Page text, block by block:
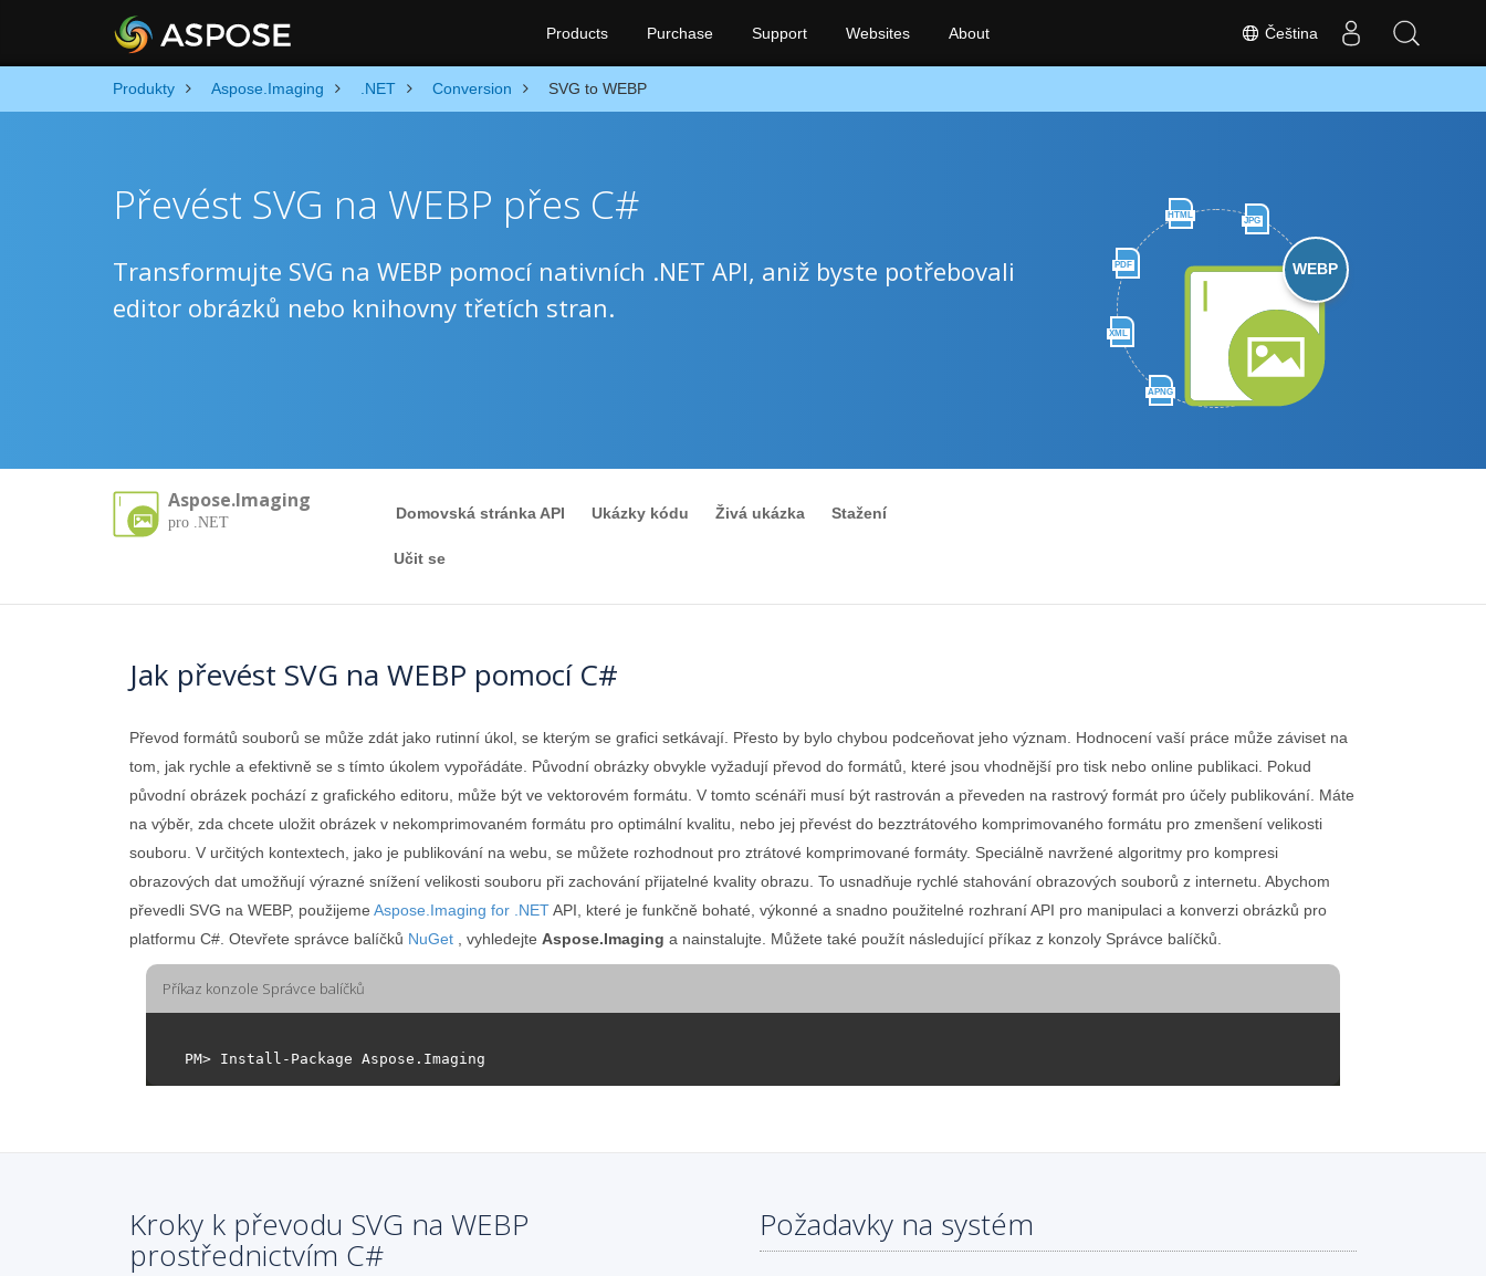
Čeština
Products Purchase Support Websites About
Produkty Aspose.Imaging .NET Conversion SVG to WEBP
HTML
JPG
PDF
XML
APNG
WEBP
Převést SVG na WEBP přes C#
Transformujte SVG na WEBP pomocí nativních .NET API, aniž byste potřebovali
editor obrázků nebo knihovny třetích stran.
Aspose.Imaging
pro .NET
Domovská stránka API Ukázky kódu Živá ukázka Stažení
Učit se
Jak převést SVG na WEBP pomocí C#
Převod formátů souborů se může zdát jako rutinní úkol, se kterým se grafici setkávají. Přesto by bylo chybou podceňovat jeho význam. Hodnocení vaší práce může záviset na
tom, jak rychle a efektivně se s tímto úkolem vypořádáte. Původní obrázky obvykle vyžadují převod do formátů, které jsou vhodnější pro tisk nebo online publikaci. Pokud
původní obrázek pochází z grafického editoru, může být ve vektorovém formátu. V tomto scénáři musí být rastrován a převeden na rastrový formát pro účely publikování. Máte
na výběr, zda chcete uložit obrázek v nekomprimovaném formátu pro optimální kvalitu, nebo jej převést do bezztrátového komprimovaného formátu pro zmenšení velikosti
souboru. V určitých kontextech, jako je publikování na webu, se můžete rozhodnout pro ztrátové komprimované formáty. Speciálně navržené algoritmy pro kompresi
obrazových dat umožňují výrazné snížení velikosti souboru při zachování přijatelné kvality obrazu. To usnadňuje rychlé stahování obrazových souborů z internetu. Abychom
převedli SVG na WEBP, použijeme Aspose.Imaging for .NETAPI, které je funkčně bohaté, výkonné a snadno použitelné rozhraní API pro manipulaci a konverzi obrázků pro
platformu C#. Otevřete správce balíčků NuGet , vyhledejte Aspose.Imaging a nainstalujte. Můžete také použít následující příkaz z konzoly Správce balíčků.
Příkaz konzole Správce balíčků
Kroky k převodu SVG na WEBP
prostřednictvím C#
Požadavky na systém